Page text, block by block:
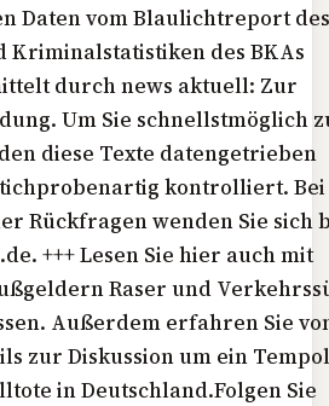
Daten vom Blaulichtreport
Kriminalstatistiken des BKAs
durch news aktuell: Zur
Um Sie schnellstmöglich
diese Texte datengetrieben
kontrolliert. Bei
Rückfragen wenden Sie sich
+++ Lesen Sie hier auch mit
Raser und
Außerdem erfahren Sie
zur Diskussion um ein
in Deutschland.Folgen Sie